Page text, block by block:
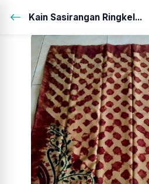
Kain Sasirangan Ringkel...